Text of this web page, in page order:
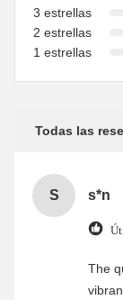
3 estrellas
2 estrellas
1 estrellas
Todas las
S s*n
The